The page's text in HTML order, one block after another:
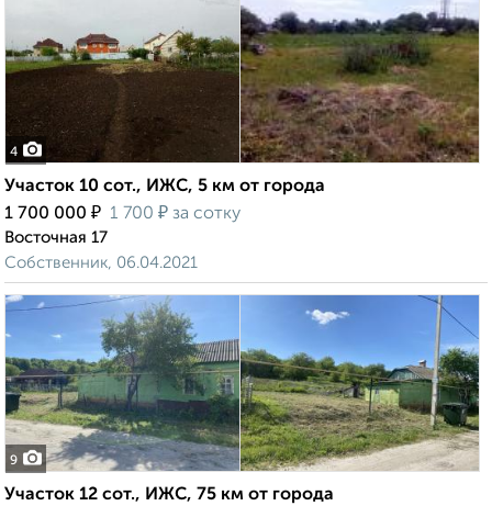
4
Участок 10 сот., ИЖС, 5 км от города
1 700 000 ₽ 1 700 ₽ за сотку
Восточная 17
Собственник, 06.04.2021
9
Участок 12 сот., ИЖС, 75 км от города